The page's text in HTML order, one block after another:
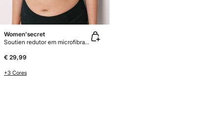
Women'secret
Soutien redutor em microfibra e renda preto REAL
€ 29,99
+3 Cores